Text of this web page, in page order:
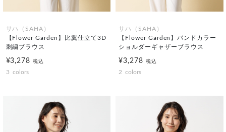
サハ（SAHA）
【Flower Garden】比翼仕立て3D
刺繍ブラウス
¥3,278税込
3 colors
サハ（SAHA）
【Flower Garden】バンドカラー
ショルダーギャザーブラウス
¥3,278 税込
2 colors